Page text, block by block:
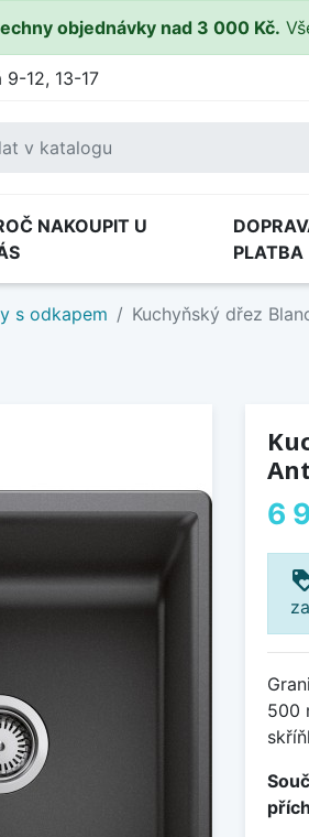
objednávky nad 3 000 Kč.
9-12, 13-17
NAKOUPIT U
PLATBA
s odkapem Kuchyňský dřez
6
500